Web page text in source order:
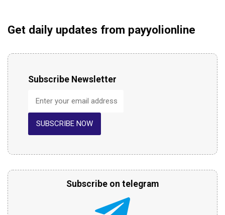
Get daily updates from payyolionline
Subscribe Newsletter
SUBSCRIBE NOW
Subscribe on telegram